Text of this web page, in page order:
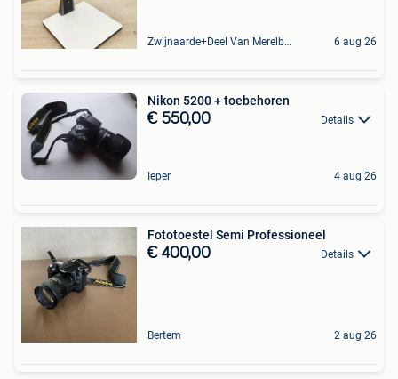
Zwijnaarde+Deel Van Merelbeke 6 aug 26
Nikon 5200 + toebehoren
€ 550,00 Details
Ieper 4 aug 26
Fototoestel Semi Professioneel
€ 400,00 Details
Bertem 2 aug 26